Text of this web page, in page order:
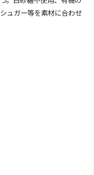
ュガー等を素材に合わせ